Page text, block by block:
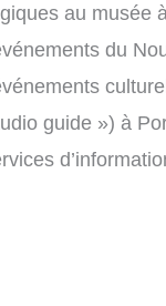
au musée
du
guide ») à